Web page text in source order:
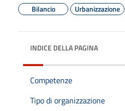
Bilancio
Urbanizzazione
INDICE DELLA PAGINA
Competenze
Tipo di organizzazione